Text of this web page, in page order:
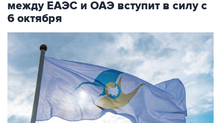
между ЕАЭС и ОАЭ вступит в силу с
6 октября